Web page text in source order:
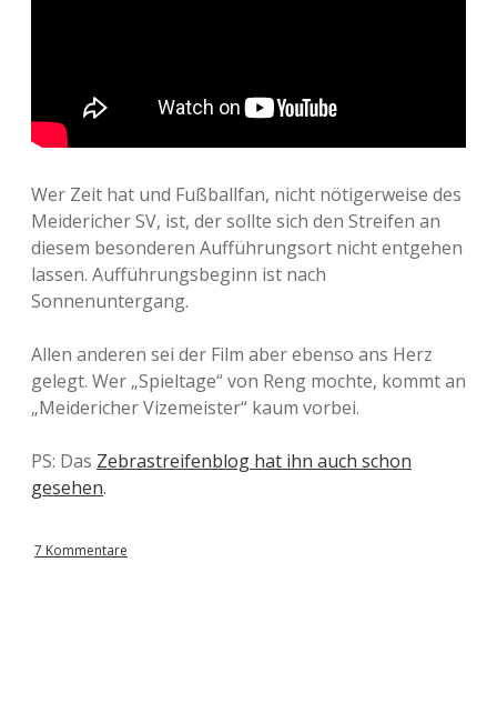
Wer Zeit hat und Fußballfan, nicht nötigerweise des
Meidericher SV, ist, der sollte sich den Streifen an
diesem besonderen Aufführungsort nicht entgehen
lassen. Aufführungsbeginn ist nach
Sonnenuntergang.
Allen anderen sei der Film aber ebenso ans Herz
gelegt. Wer „Spieltage“ von Reng mochte, kommt an
„Meidericher Vizemeister“ kaum vorbei.
PS: Das Zebrastreifenblog hat ihn auch schon
gesehen.
7 Kommentare